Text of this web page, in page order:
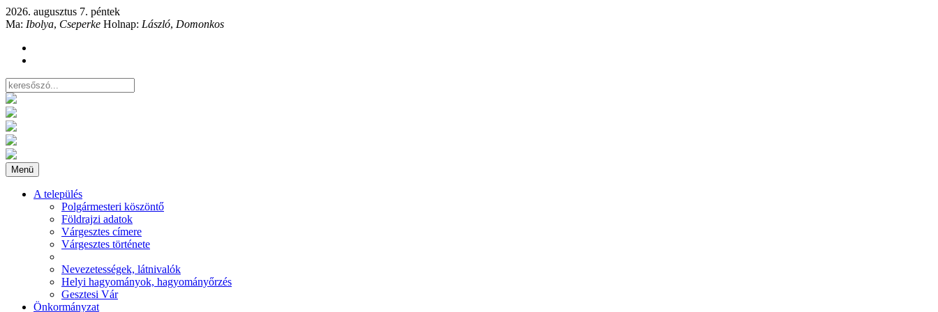
2026. augusztus 7. péntek
Ma: Ibolya, Cseperke Holnap: László, Domonkos
Menü
A település
Polgármesteri köszöntő
Földrajzi adatok
Várgesztes címere
Várgesztes története
Nevezetességek, látnivalók
Helyi hagyományok, hagyományőrzés
Gesztesi Vár
Önkormányzat